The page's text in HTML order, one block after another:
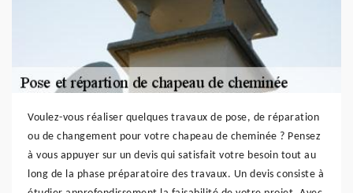
Voulez-vous réaliser quelques travaux de pose, de réparation
ou de changement pour votre chapeau de cheminée ? Pensez
à vous appuyer sur un devis qui satisfait votre besoin tout au
long de la phase préparatoire des travaux. Un devis consiste à